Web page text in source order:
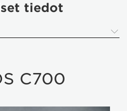
tiedot
C700